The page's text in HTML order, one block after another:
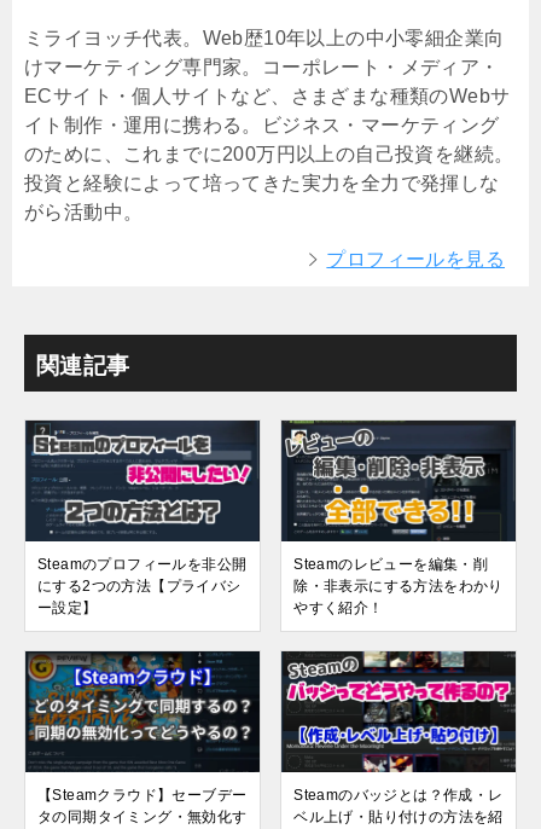
ミライヨッチ代表。Web歴10年以上の中小零細企業向
けマーケティング専門家。コーポレート・メディア・
ECサイト・個人サイトなど、さまざまな種類のWebサ
イト制作・運用に携わる。ビジネス・マーケティング
のために、これまでに200万円以上の自己投資を継続。
投資と経験によって培ってきた実力を全力で発揮しな
がら活動中。
プロフィールを見る
関連記事
Steamのプロフィールを非公開
にする2つの方法【プライバシ
ー設定】
Steamのレビューを編集・削
除・非表示にする方法をわかり
やすく紹介！
【Steamクラウド】セーブデー
タの同期タイミング・無効化す
Steamのバッジとは？作成・レ
ベル上げ・貼り付けの方法を紹